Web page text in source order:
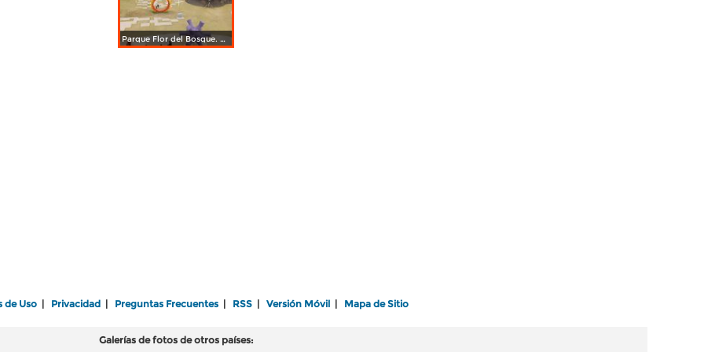
Parque Flor del Bosque. Amozoc. Marzo/2017
de Uso Privacidad Preguntas Frecuentes RSS Versión Móvil Mapa de Sitio
Galerías de fotos de otros países: